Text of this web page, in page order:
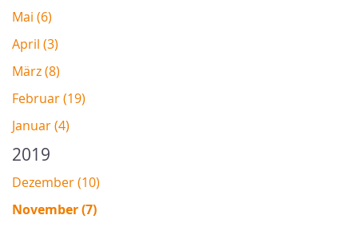
Mai (6)
April (3)
März (8)
Februar (19)
Januar (4)
2019
Dezember (10)
November (7)